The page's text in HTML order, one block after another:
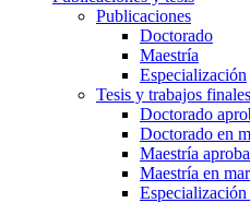
Publicaciones
Doctorado
Maestría
Especialización
Tesis y trabajos finales
Doctorado
Doctorado en
Maestría
Maestría en
Especialización